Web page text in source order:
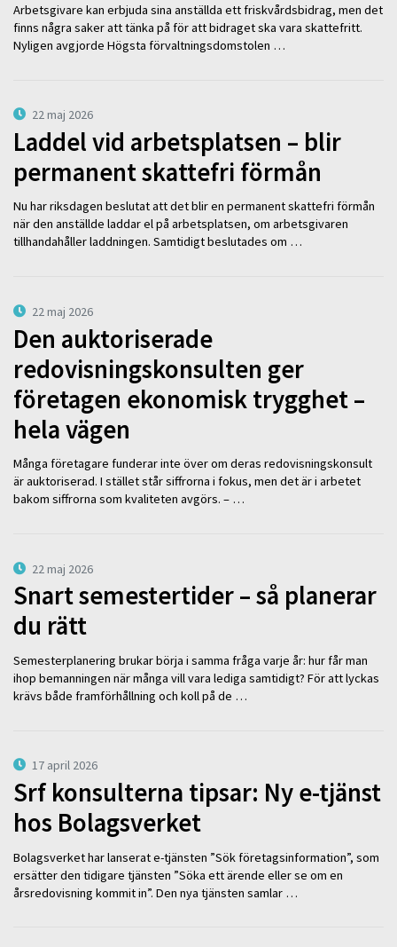
Arbetsgivare kan erbjuda sina anställda ett friskvårdsbidrag, men det
finns några saker att tänka på för att bidraget ska vara skattefritt.
Nyligen avgjorde Högsta förvaltningsdomstolen …
22 maj 2026
Laddel vid arbetsplatsen – blir
permanent skattefri förmån
Nu har riksdagen beslutat att det blir en permanent skattefri förmån
när den anställde laddar el på arbetsplatsen, om arbetsgivaren
tillhandahåller laddningen. Samtidigt beslutades om …
22 maj 2026
Den auktoriserade
redovisningskonsulten ger
företagen ekonomisk trygghet –
hela vägen
Många företagare funderar inte över om deras redovisningskonsult
är auktoriserad. I stället står siffrorna i fokus, men det är i arbetet
bakom siffrorna som kvaliteten avgörs. – …
22 maj 2026
Snart semestertider – så planerar
du rätt
Semesterplanering brukar börja i samma fråga varje år: hur får man
ihop bemanningen när många vill vara lediga samtidigt? För att lyckas
krävs både framförhållning och koll på de …
17 april 2026
Srf konsulterna tipsar: Ny e-tjänst
hos Bolagsverket
Bolagsverket har lanserat e-tjänsten ”Sök företagsinformation”, som
ersätter den tidigare tjänsten ”Söka ett ärende eller se om en
årsredovisning kommit in”. Den nya tjänsten samlar …